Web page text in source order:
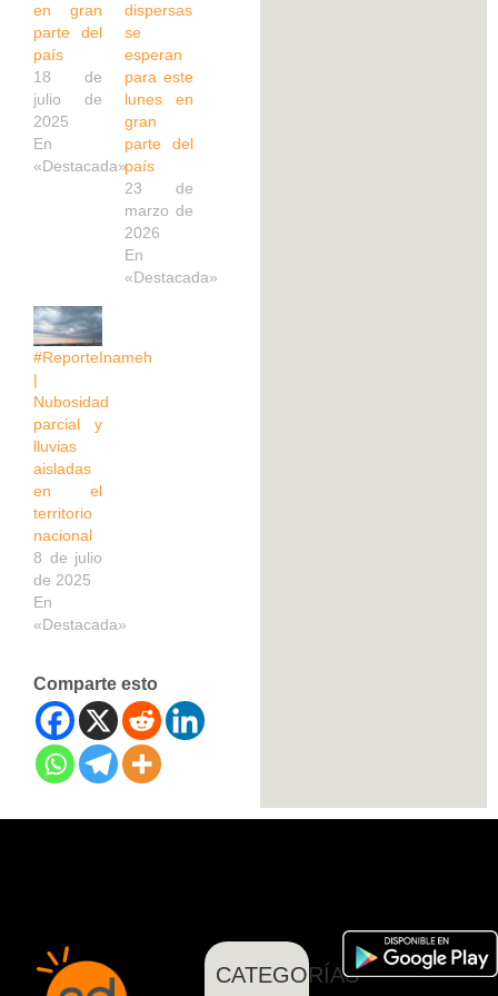
en gran
parte del
país
18 de
julio de
2025
En
«Destacada»
dispersas
se
esperan
para este
lunes en
gran
parte del
país
23 de
marzo de
2026
En
«Destacada»
#ReporteInameh
|
Nubosidad
parcial y
lluvias
aisladas
en el
territorio
nacional
8 de julio
de 2025
En
«Destacada»
Comparte esto
CATEGORÍAS